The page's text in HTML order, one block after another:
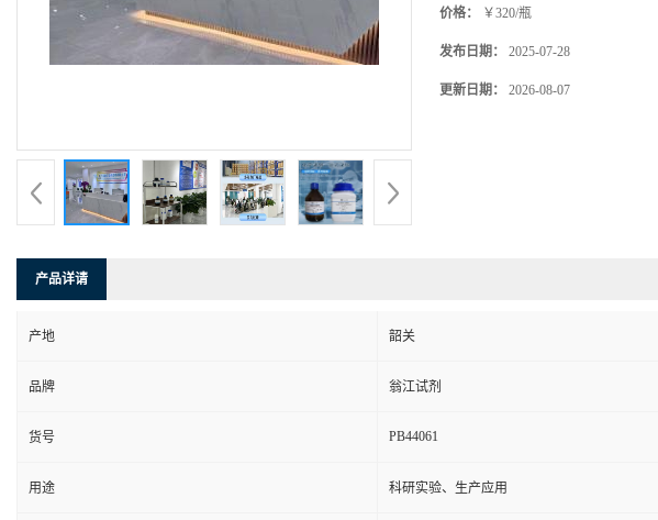
价格： ￥320/瓶
发布日期： 2025-07-28
更新日期： 2026-08-07
产品详请
产地 韶关
品牌 翁江试剂
货号 PB44061
用途 科研实验、生产应用